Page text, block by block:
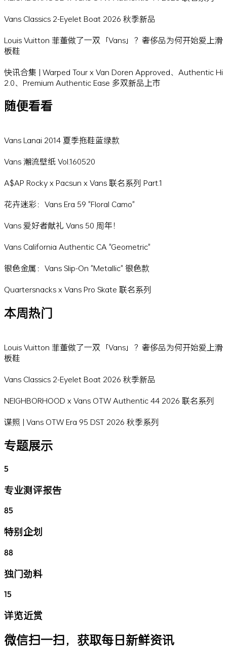
Vans Classics 2-Eyelet Boat 2026 秋季新品
Louis Vuitton 菲董做了一双「Vans」？奢侈品为何开始爱上滑
板鞋
快讯合集 | Warped Tour x Van Doren Approved、Authentic Hi
2.0、Premium Authentic Ease 多双新品上市
随便看看
Vans Lanai 2014 夏季拖鞋蓝绿款
Vans 潮流壁纸 Vol.160520
A$AP Rocky x Pacsun x Vans 联名系列 Part.1
花卉迷彩：Vans Era 59 "Floral Camo"
Vans 爱好者献礼 Vans 50 周年！
Vans California Authentic CA "Geometric"
银色金属：Vans Slip-On "Metallic" 银色款
Quartersnacks x Vans Pro Skate 联名系列
本周热门
Louis Vuitton 菲董做了一双「Vans」？奢侈品为何开始爱上滑
板鞋
Vans Classics 2-Eyelet Boat 2026 秋季新品
NEIGHBORHOOD x Vans OTW Authentic 44 2026 联名系列
谍照 | Vans OTW Era 95 DST 2026 秋季系列
专题展示
5
专业测评报告
85
特别企划
88
独门劲料
15
详览近赏
微信扫一扫，获取每日新鲜资讯